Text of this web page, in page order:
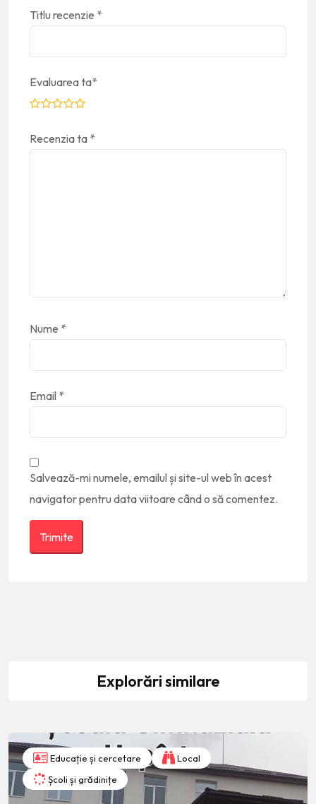
Titlu recenzie *
Evaluarea ta*
Recenzia ta *
Nume *
Email *
Salvează-mi numele, emailul și site-ul web în acest
navigator pentru data viitoare când o să comentez.
Explorări similare
Educație și cercetare
Local
Școli și grădinițe